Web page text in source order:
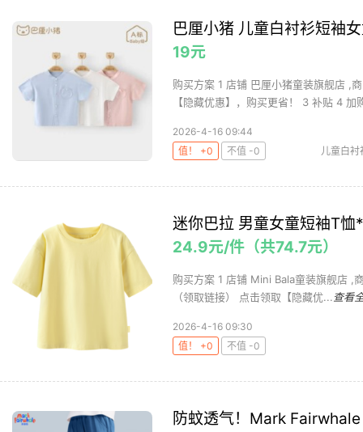
巴厘小猪 儿童白衬衫短袖
19元
购买方案 1 店铺 巴厘小猪童装旗舰店 ,
【隐藏优惠】，购买更省！ 3 补贴 4 加
2026-4-16 09:44
值！ +0
不值 -0 儿童白衬
迷你巴拉 男童女童短袖T恤
24.9元/件（共74.7元）
购买方案 1 店铺 Mini Bala童装旗舰店
（领取链接） 点击领取【隐藏优... 查看
2026-4-16 09:30
值！ +0
不值 -0
防蚊透气！Mark